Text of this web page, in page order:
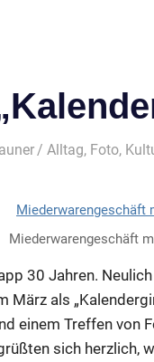
Alltag, Foto,
Miederwarengeschäft
30 Jahren.
März als
einem Treffen von
sich herzlich,